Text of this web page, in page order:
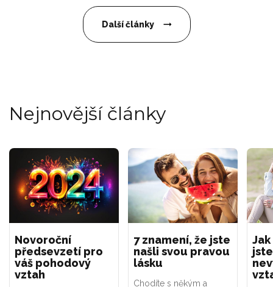
Další články
Nejnovější články
Novoroční
předsevzetí pro
váš pohodový
vztah
7 znamení, že jste
našli svou pravou
lásku
Chodíte s někým a